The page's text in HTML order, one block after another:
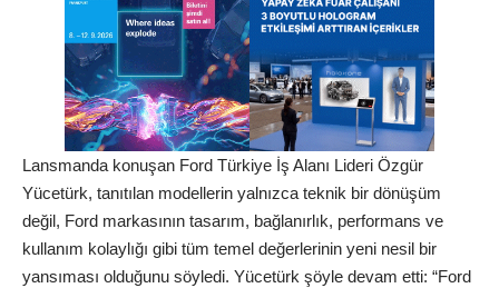
Lansmanda konuşan Ford Türkiye İş Alanı Lideri Özgür
Yücetürk, tanıtılan modellerin yalnızca teknik bir dönüşüm
değil, Ford markasının tasarım, bağlanırlık, performans ve
kullanım kolaylığı gibi tüm temel değerlerinin yeni nesil bir
yansıması olduğunu söyledi. Yücetürk şöyle devam etti: “Ford